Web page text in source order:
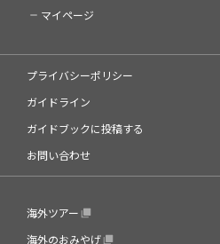
マイページ
プライバシーポリシー
ガイドライン
ガイドブックに投稿する
お問い合わせ
海外ツアー
海外のおみやげ